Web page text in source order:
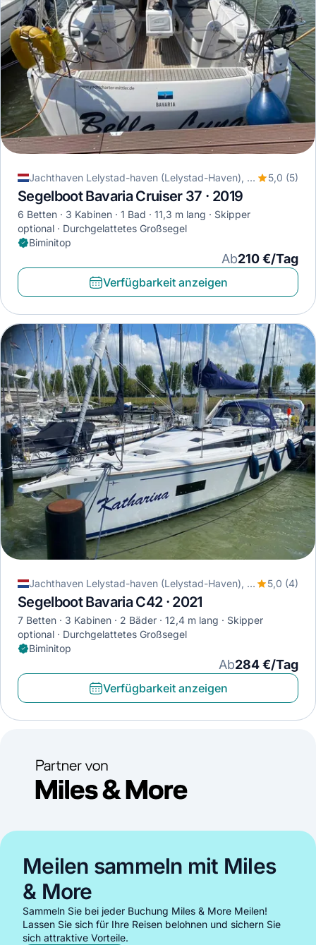
Jachthaven Lelystad-haven (Lelystad-Haven), Lelystad, Niederlande 5,0 (5)
Segelboot Bavaria Cruiser 37 · 2019
6 Betten 3 Kabinen 1 Bad 11,3 m lang
Skipper
optional
Durchgelattetes Großsegel
Biminitop
Ab210 €/Tag
Verfügbarkeit anzeigen
Jachthaven Lelystad-haven (Lelystad-Haven), Lelystad, Niederlande 5,0 (4)
Segelboot Bavaria C42 · 2021
7 Betten 3 Kabinen 2 Bäder 12,4 m lang
Skipper
optional
Durchgelattetes Großsegel
Biminitop
Ab284 €/Tag
Verfügbarkeit anzeigen
Meilen sammeln mit Miles
& More
Sammeln Sie bei jeder Buchung Miles & More Meilen!
Lassen Sie sich für Ihre Reisen belohnen und sichern Sie
sich attraktive Vorteile.